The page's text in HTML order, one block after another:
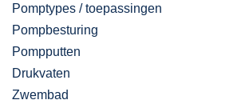
Pomptypes / toepassingen
Pompbesturing
Pompputten
Drukvaten
Zwembad